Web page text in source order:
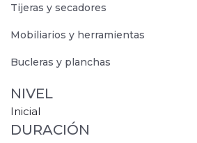
Tijeras y secadores
Mobiliarios y herramientas
Bucleras y planchas
NIVEL
Inicial
DURACIÓN